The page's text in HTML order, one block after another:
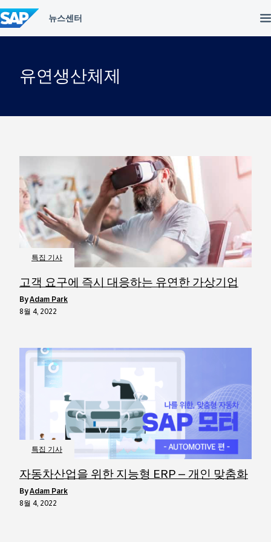
텐
츠
건
유연생산체제
특집 기사
고객 요구에 즉시 대응하는 유연한 가상기업
byAdam Park
8월 4, 2022
특집 기사
자동차산업을 위한 지능형 ERP – 개인 맞춤화
byAdam Park
8월 4, 2022